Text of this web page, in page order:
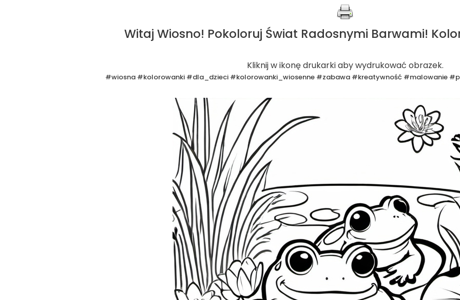
Witaj Wiosno! Pokoloruj Świat Radosnymi Barwami!
Kliknij w ikonę drukarki aby wydrukować obrazek.
#wiosna #kolorowanki #dla_dzieci #kolorowanki_wiosenne #zabawa #kreatywność #malowanie